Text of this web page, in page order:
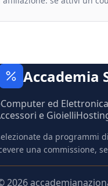
Accademia
Computer ed Elettronica
e Gioielli
da programmi
una commissione,
2026